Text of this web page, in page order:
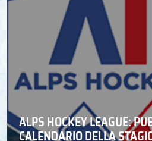
ALPS HOCKEY LEAGUE:
CALENDARIO DELLA